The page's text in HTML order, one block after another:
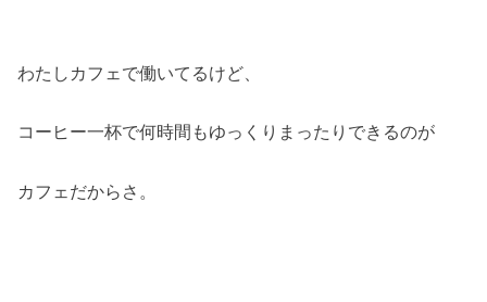
わたしカフェで働いてるけど、
コーヒー一杯で何時間もゆっくりまったりできるのが
カフェだからさ。